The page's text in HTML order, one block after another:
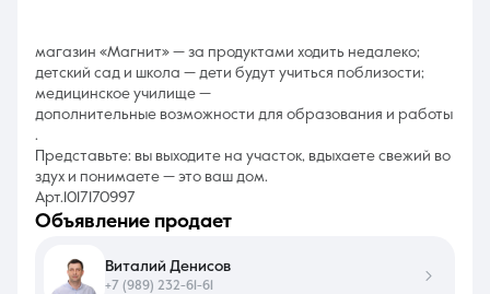
магазин «Магнит» — за продуктами ходить недалеко;
детский сад и школа — дети будут учиться поблизости;
медицинское училище —
дополнительные возможности для образования и работы
.
Представьте: вы выходите на участок, вдыхаете свежий во
здух и понимаете — это ваш дом.
Арт.1017170997
объявление продает
Виталий Денисов
+7 (989) 232-61-61